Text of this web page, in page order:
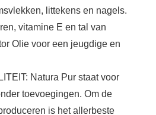
littekens en nagels.
vitamine E en tal van
Olie voor een jeugdige en
Natura Pur staat voor
toevoegingen. Om de
is het allerbeste